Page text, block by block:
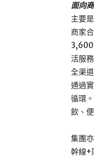
面向
主要
商家
3,600
活服
全渠
通過
循環
飲、
集團
幹線+